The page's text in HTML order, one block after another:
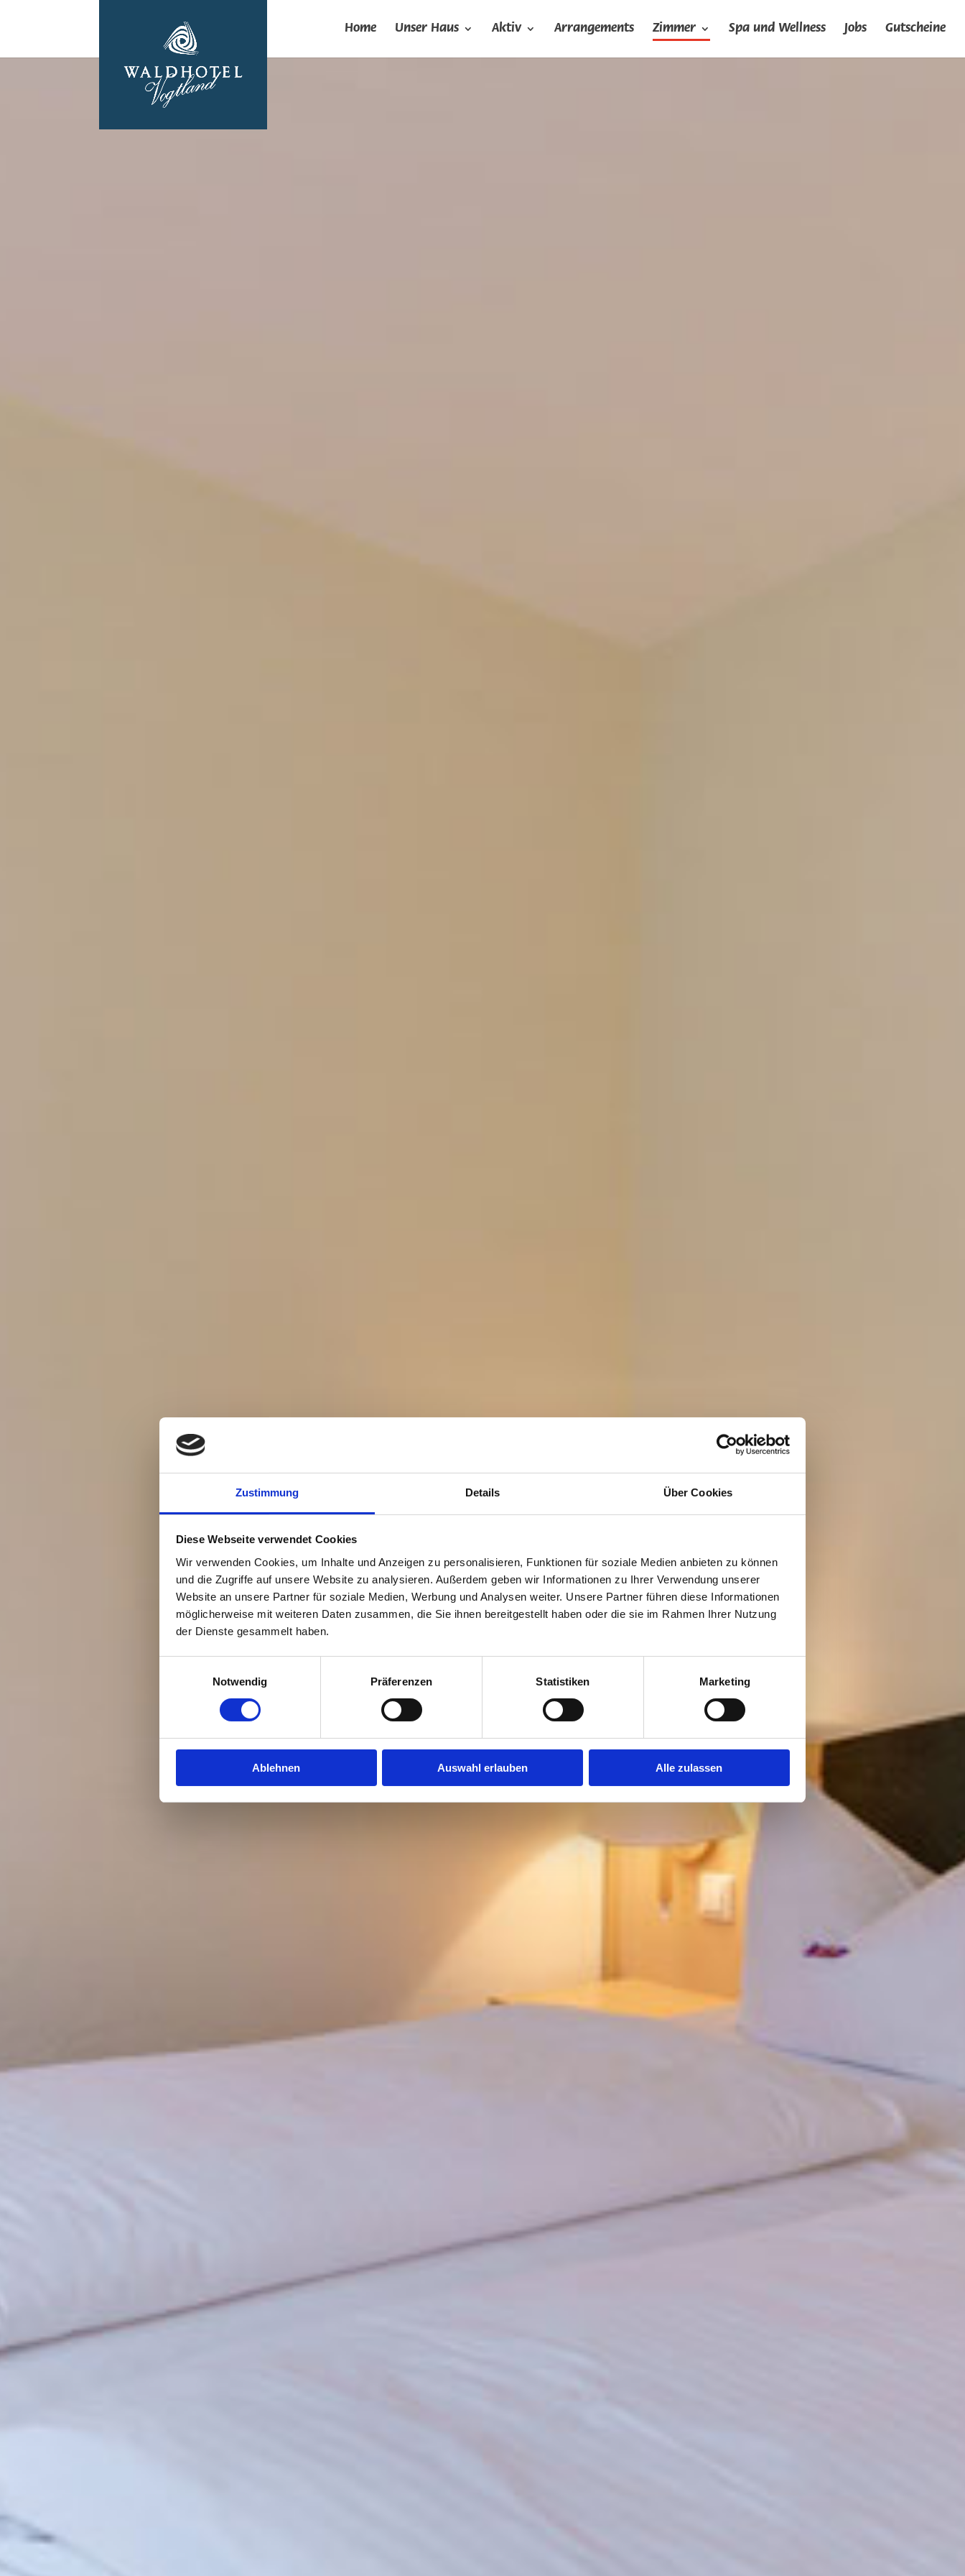
Zustimmung Details Über Cookies
Diese Webseite verwendet Cookies
Wir verwenden Cookies, um Inhalte und Anzeigen zu personalisieren, Funktionen für soziale Medien anbieten zu können
und die Zugriffe auf unsere Website zu analysieren. Außerdem geben wir Informationen zu Ihrer Verwendung unserer
Website an unsere Partner für soziale Medien, Werbung und Analysen weiter. Unsere Partner führen diese Informationen
möglicherweise mit weiteren Daten zusammen, die Sie ihnen bereitgestellt haben oder die sie im Rahmen Ihrer Nutzung
der Dienste gesammelt haben.
Notwendig
Präferenzen Statistiken Marketing
Ablehnen Auswahl erlauben Alle zulassen
Home Unser Haus Aktiv Arrangements Zimmer Spa und Wellness Jobs Gutscheine
Unsere Zimmer